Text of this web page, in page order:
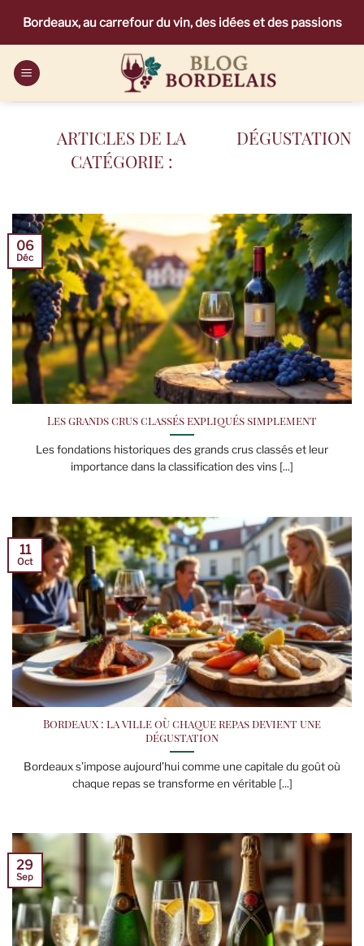
contenu
Bordeaux, au carrefour du vin, des idées et des passions
DÉGUSTATION
Les grands crus classés expliqués simplement
Les fondations historiques des grands crus classés et leur
importance dans la classification des vins [...]
06
Déc
Bordeaux : la ville où chaque repas devient une
dégustation
Bordeaux s’impose aujourd’hui comme une capitale du goût où
chaque repas se transforme en véritable [...]
11
Oct
29
Sep